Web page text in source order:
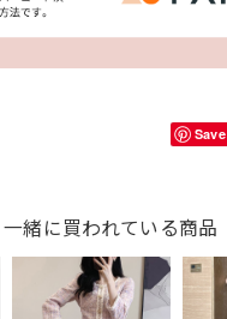
Save
一緒に買われている商品